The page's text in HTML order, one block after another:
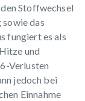
Stoffwechsel
das
fungiert es als
und
Verlusten
jedoch bei
Einnahme